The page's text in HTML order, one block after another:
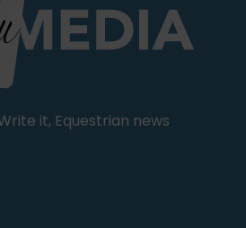
it, Equestrian news